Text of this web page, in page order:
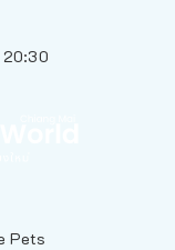
20:30
Pets